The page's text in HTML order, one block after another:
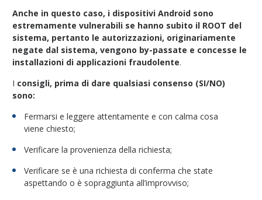
Anche in questo caso, i dispositivi Android sono
estremamente vulnerabili se hanno subito il ROOT del
sistema, pertanto le autorizzazioni, originariamente
negate dal sistema, vengono by-passate e concesse le
installazioni di applicazioni fraudolente.
I consigli, prima di dare qualsiasi consenso (SI/NO)
sono:
Fermarsi e leggere attentamente e con calma cosa
viene chiesto;
Verificare la provenienza della richiesta;
Verificare se è una richiesta di conferma che state
aspettando o è sopraggiunta all’improvviso;